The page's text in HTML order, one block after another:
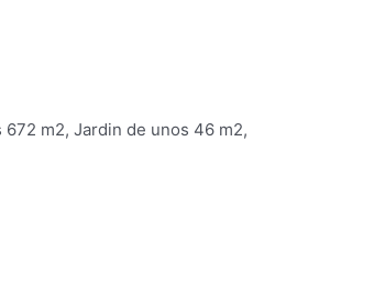
m2, Jardin de unos 46 m2,